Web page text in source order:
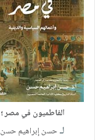
الفاطميون في مصر ؛
لـحسن إبراهيم حسن